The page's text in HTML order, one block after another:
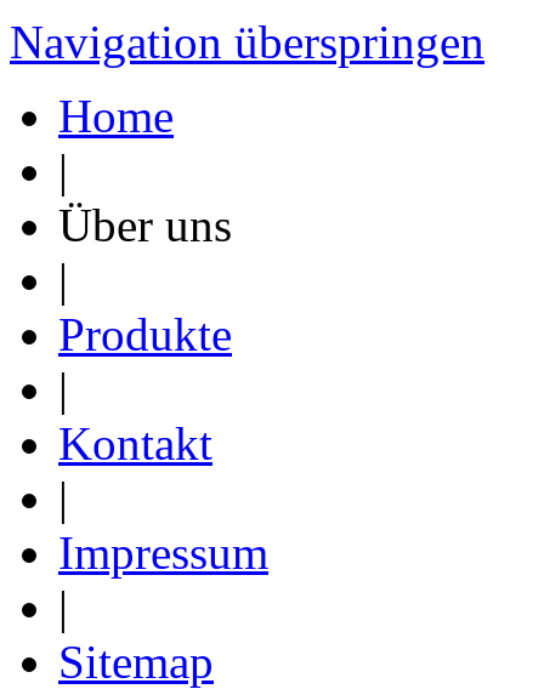
Navigation überspringen
Home
|
Über uns
|
Produkte
|
Kontakt
|
Impressum
|
Sitemap